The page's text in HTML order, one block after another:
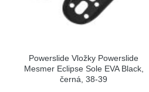
Powerslide Vložky Powerslide
Mesmer Eclipse Sole EVA Black,
černá, 38-39